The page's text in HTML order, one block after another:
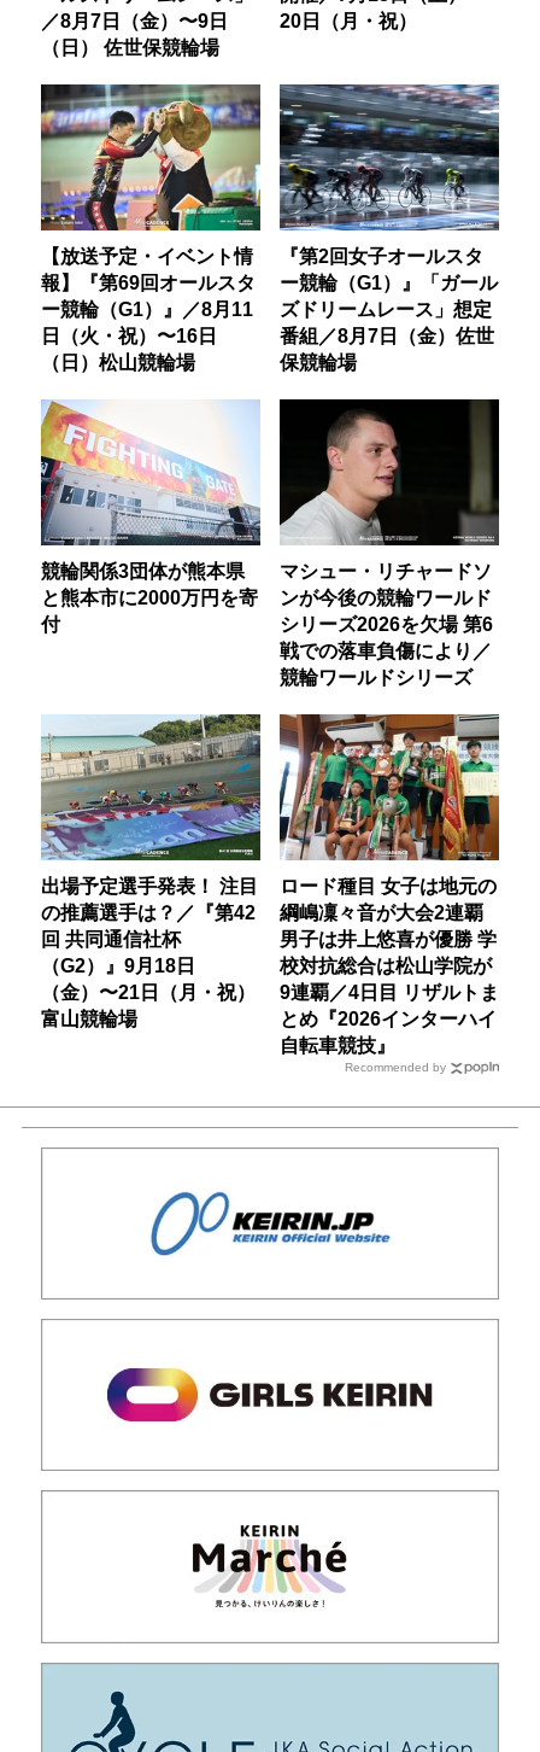
／8月7日（金）〜9日
（日） 佐世保競輪場
20日（月・祝）
【放送予定・イベント情
報】『第69回オールスタ
ー競輪（G1）』／8月11
日（火・祝）〜16日
（日）松山競輪場
『第2回女子オールスタ
ー競輪（G1）』「ガール
ズドリームレース」想定
番組／8月7日（金）佐世
保競輪場
競輪関係3団体が熊本県
と熊本市に2000万円を寄
付
マシュー・リチャードソ
ンが今後の競輪ワールド
シリーズ2026を欠場 第6
戦での落車負傷により／
競輪ワールドシリーズ
出場予定選手発表！ 注目
の推薦選手は？／『第42
回 共同通信社杯
（G2）』9月18日
（金）〜21日（月・祝）
富山競輪場
ロード種目 女子は地元の
綱嶋凜々音が大会2連覇
男子は井上悠喜が優勝 学
校対抗総合は松山学院が
9連覇／4日目 リザルトま
とめ『2026インターハイ
自転車競技』
Recommended by